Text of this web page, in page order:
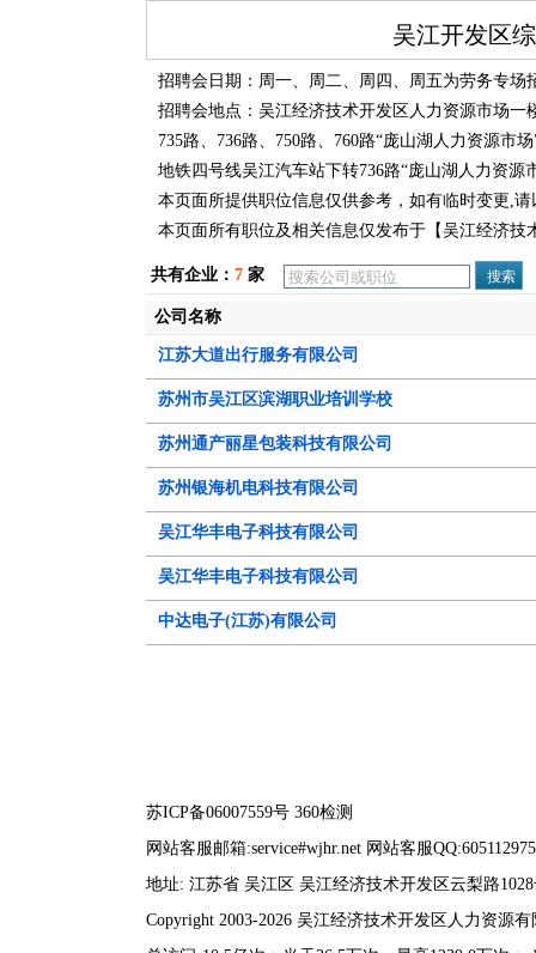
吴江开发区
招聘会日期：周一、周二、周四、周五为劳务专场
招聘会地点：吴江经济技术开发区人力资源市场一
735路、736路、750路、760路“庞山湖人力资源市
地铁四号线吴江汽车站下转736路“庞山湖人力资源
本页面所提供职位信息仅供参考，如有临时变更,
本页面所有职位及相关信息仅发布于【吴江经济技
共有企业： 7 家
公司名称
江苏大道出行服务有限公司
苏州市吴江区滨湖职业培训学校
苏州通产丽星包装科技有限公司
苏州银海机电科技有限公司
吴江华丰电子科技有限公司
吴江华丰电子科技有限公司
中达电子(江苏)有限公司
苏ICP备06007559号 360检测
网站客服邮箱:service#wjhr.net 网站客服QQ:605112975
地址: 江苏省 吴江区 吴江经济技术开发区云梨路
Copyright 2003-2026 吴江经济技术开发区人力资源